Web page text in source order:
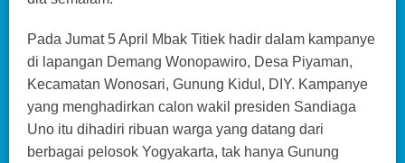
Pada Jumat 5 April Mbak Titiek hadir dalam kampanye
di lapangan Demang Wonopawiro, Desa Piyaman,
Kecamatan Wonosari, Gunung Kidul, DIY. Kampanye
yang menghadirkan calon wakil presiden Sandiaga
Uno itu dihadiri ribuan warga yang datang dari
berbagai pelosok Yogyakarta, tak hanya Gunung